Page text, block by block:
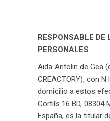
RESPONSABLE DE
PERSONALES
Aida Antolin de Gea
CREACTORY), con
domicilio a estos
Cortils 16 BD, 08304
España, es la titular